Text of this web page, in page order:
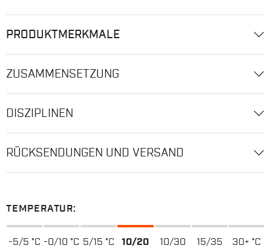
PRODUKTMERKMALE
ZUSAMMENSETZUNG
DISZIPLINEN
RÜCKSENDUNGEN UND VERSAND
TEMPERATUR:
-5/5 °C -0/10 °C 5/15 °C
10/20
10/30
15/35
30+ °C